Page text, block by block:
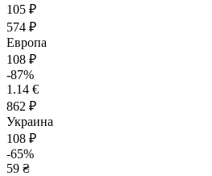
105 ₽
574 ₽
Европа
108 ₽
-87%
1.14 €
862 ₽
Украина
108 ₽
-65%
59 ₴